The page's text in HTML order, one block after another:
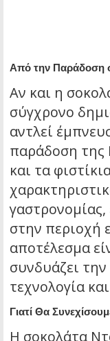
Από την Παράδοση
Αν και η
σύγχρονο
αντλεί
παράδοση της
και τα
γαστρονομίας,
στην περιοχή
αποτέλεσμα
συνδυάζει
τεχνολογία
Γιατί Θα
Η σοκολάτα